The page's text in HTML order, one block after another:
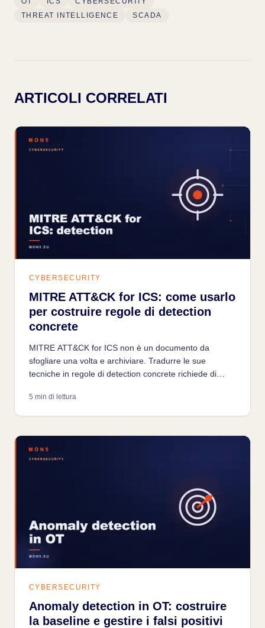
THREAT INTELLIGENCE
SCADA
ARTICOLI CORRELATI
CYBERSECURITY
MITRE ATT&CK for ICS: come usarlo
per costruire regole di detection
concrete
MITRE ATT&CK for ICS non è un documento da
sfogliare una volta e archiviare. Tradurre le sue
tecniche in regole di detection concrete richiede di
cosa resta fuori portata senza visibilità endpoint.
5 min di lettura
CYBERSECURITY
Anomaly detection in OT: costruire
la baseline e gestire i falsi positivi